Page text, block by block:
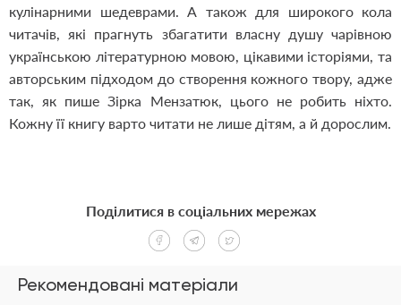
кулінарними шедеврами. А також для широкого кола
читачів, які прагнуть збагатити власну душу чарівною
українською літературною мовою, цікавими історіями, та
авторським підходом до створення кожного твору, адже
так, як пише Зірка Мензатюк, цього не робить ніхто.
Кожну її книгу варто читати не лише дітям, а й дорослим.
Рекомендовані матеріали
Поділитися в соціальних мережах